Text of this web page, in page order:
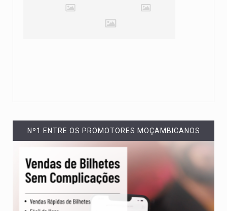
Nº1 ENTRE OS PROMOTORES MOÇAMBICANOS